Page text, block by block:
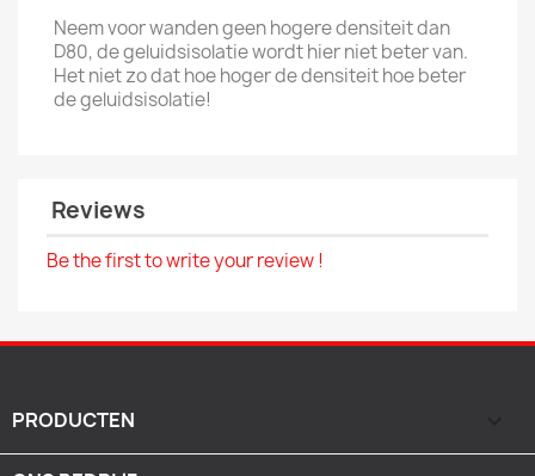
Neem voor wanden geen hogere densiteit dan
D80, de geluidsisolatie wordt hier niet beter van.
Het niet zo dat hoe hoger de densiteit hoe beter
de geluidsisolatie!
Reviews
Be the first to write your review !
PRODUCTEN